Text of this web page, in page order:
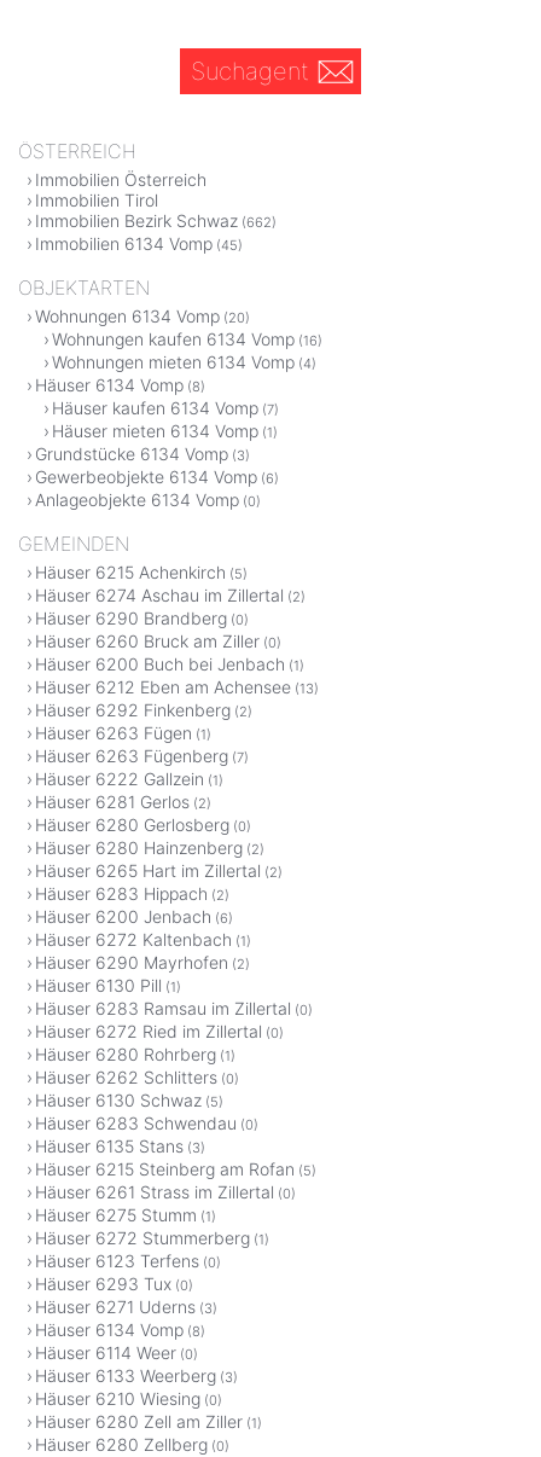
Suchagent
ÖSTERREICH
Immobilien Österreich
Immobilien Tirol
Immobilien Bezirk Schwaz (662)
Immobilien 6134 Vomp (45)
OBJEKTARTEN
Wohnungen 6134 Vomp (20)
Wohnungen kaufen 6134 Vomp (16)
Wohnungen mieten 6134 Vomp (4)
Häuser 6134 Vomp (8)
Häuser kaufen 6134 Vomp (7)
Häuser mieten 6134 Vomp (1)
Grundstücke 6134 Vomp (3)
Gewerbeobjekte 6134 Vomp (6)
Anlageobjekte 6134 Vomp (0)
GEMEINDEN
Häuser 6215 Achenkirch (5)
Häuser 6274 Aschau im Zillertal (2)
Häuser 6290 Brandberg (0)
Häuser 6260 Bruck am Ziller (0)
Häuser 6200 Buch bei Jenbach (1)
Häuser 6212 Eben am Achensee (13)
Häuser 6292 Finkenberg (2)
Häuser 6263 Fügen (1)
Häuser 6263 Fügenberg (7)
Häuser 6222 Gallzein (1)
Häuser 6281 Gerlos (2)
Häuser 6280 Gerlosberg (0)
Häuser 6280 Hainzenberg (2)
Häuser 6265 Hart im Zillertal (2)
Häuser 6283 Hippach (2)
Häuser 6200 Jenbach (6)
Häuser 6272 Kaltenbach (1)
Häuser 6290 Mayrhofen (2)
Häuser 6130 Pill (1)
Häuser 6283 Ramsau im Zillertal (0)
Häuser 6272 Ried im Zillertal (0)
Häuser 6280 Rohrberg (1)
Häuser 6262 Schlitters (0)
Häuser 6130 Schwaz (5)
Häuser 6283 Schwendau (0)
Häuser 6135 Stans (3)
Häuser 6215 Steinberg am Rofan (5)
Häuser 6261 Strass im Zillertal (0)
Häuser 6275 Stumm (1)
Häuser 6272 Stummerberg (1)
Häuser 6123 Terfens (0)
Häuser 6293 Tux (0)
Häuser 6271 Uderns (3)
Häuser 6134 Vomp (8)
Häuser 6114 Weer (0)
Häuser 6133 Weerberg (3)
Häuser 6210 Wiesing (0)
Häuser 6280 Zell am Ziller (1)
Häuser 6280 Zellberg (0)